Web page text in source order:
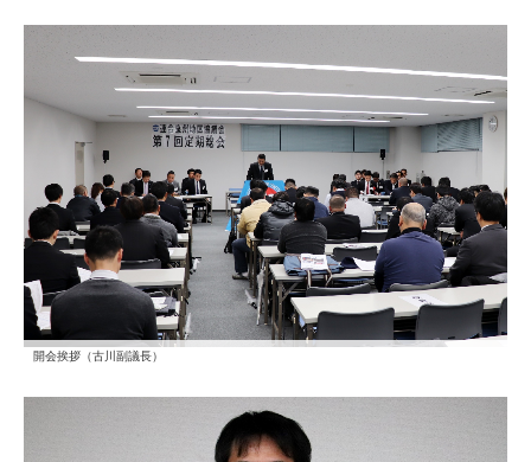
開会挨拶（古川副議長）